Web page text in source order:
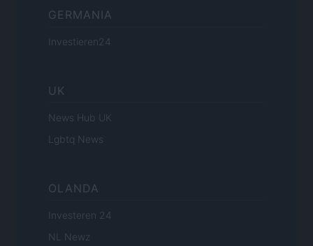
GERMANIA
Investieren24
UK
News Hub UK
Lgbtq News
OLANDA
Investeren 24
NL Newz